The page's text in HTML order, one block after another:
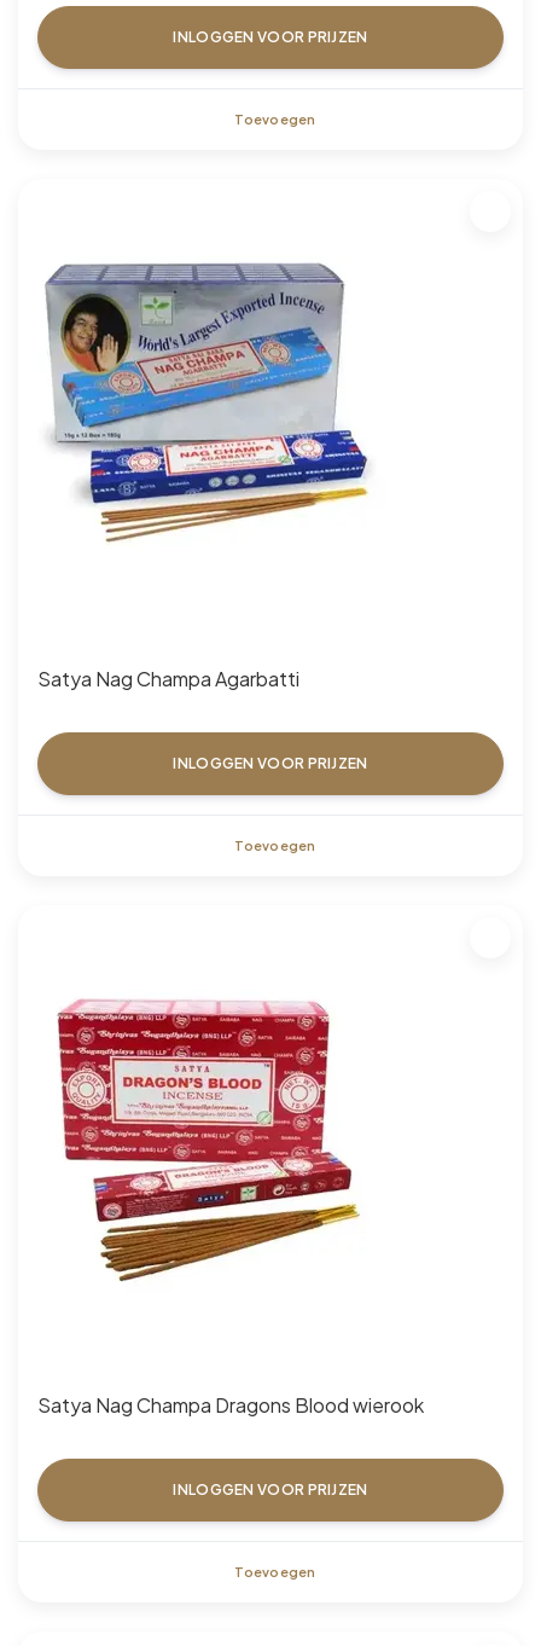
INLOGGEN VOOR PRIJZEN
Toevoegen
Satya Nag Champa Agarbatti
INLOGGEN VOOR PRIJZEN
Toevoegen
Satya Nag Champa Dragons Blood wierook
INLOGGEN VOOR PRIJZEN
Toevoegen